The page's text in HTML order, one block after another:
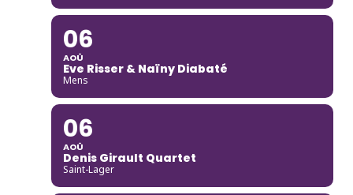
06
AOÛ
Eve Risser & Naïny Diabaté
Mens
06
AOÛ
Denis Girault Quartet
Saint-Lager